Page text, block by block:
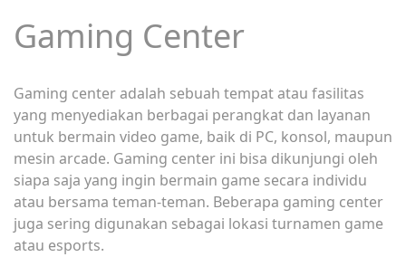
Gaming Center
Gaming center adalah sebuah tempat atau fasilitas
yang menyediakan berbagai perangkat dan layanan
untuk bermain video game, baik di PC, konsol, maupun
mesin arcade. Gaming center ini bisa dikunjungi oleh
siapa saja yang ingin bermain game secara individu
atau bersama teman-teman. Beberapa gaming center
juga sering digunakan sebagai lokasi turnamen game
atau esports.